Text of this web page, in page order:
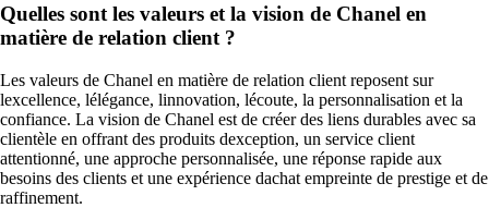
Quelles sont les valeurs et la vision de Chanel en
matière de relation client ?
Les valeurs de Chanel en matière de relation client reposent sur
lexcellence, lélégance, linnovation, lécoute, la personnalisation et la
confiance. La vision de Chanel est de créer des liens durables avec sa
clientèle en offrant des produits dexception, un service client
attentionné, une approche personnalisée, une réponse rapide aux
besoins des clients et une expérience dachat empreinte de prestige et de
raffinement.